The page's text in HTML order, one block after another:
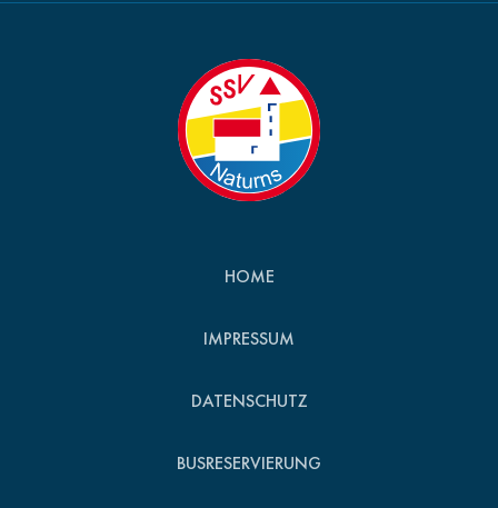
HOME
IMPRESSUM
DATENSCHUTZ
BUSRESERVIERUNG